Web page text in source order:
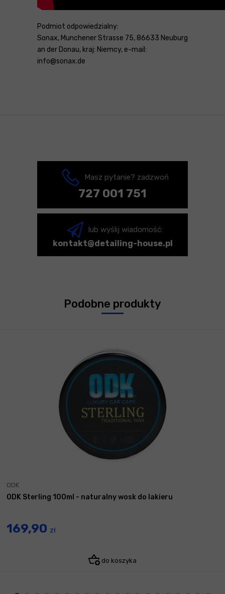
Podmiot odpowiedzialny:
Sonax, Munchener Strasse 75, 86633 Neuburg
an der Donau, kraj: Niemcy, e-mail:
info@sonax.de
Masz pytanie? zadzwoń
727 001 751
lub wyślij wiadomość:
kontakt@detailing-house.pl
Podobne produkty
ODK
ODK Sterling 100ml - naturalny wosk do lakieru
169,90 zł
do koszyka